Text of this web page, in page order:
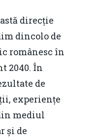
direcție
dincolo de
românesc în
2040. În
de
experiențe
mediul
și de